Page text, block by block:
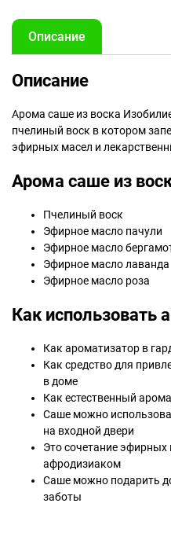
Изобилие
Описание
Описание
Арома саше из воска
пчелиный воск в котором
эфирных масел и
Арома саше из
Пчелиный воск
Эфирное масло пачули
Эфирное масло
Эфирное масло лаванда
Эфирное масло роза
Как использовать
Как ароматизатор в
Как средство для
в доме
Как естественный
Саше можно
на входной двери
Это сочетание эфирных
афродизиаком
Саше можно подарить
заботы